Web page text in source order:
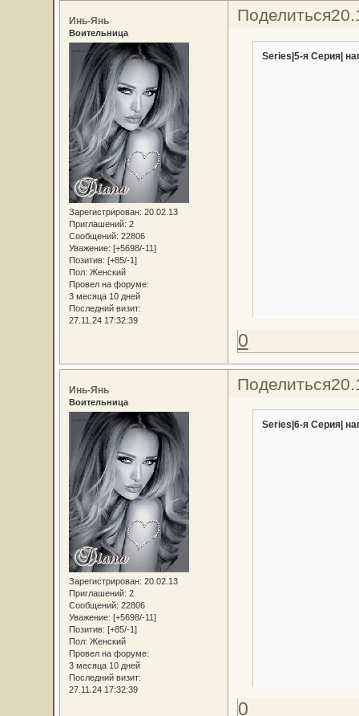
Поделиться
Инь-Янь
Воительница
Зарегистрирован: 20.02.13
Приглашений: 2
Сообщений: 22806
Уважение: [+5698/-11]
Позитив: [+85/-1]
Пол: Женский
Провел на форуме:
3 месяца 10 дней
Последний визит:
27.11.24 17:32:39
Series|5-я Серия|
0
Поделиться
Инь-Янь
Воительница
Зарегистрирован: 20.02.13
Приглашений: 2
Сообщений: 22806
Уважение: [+5698/-11]
Позитив: [+85/-1]
Пол: Женский
Провел на форуме:
3 месяца 10 дней
Последний визит:
27.11.24 17:32:39
Series|6-я Серия|
0